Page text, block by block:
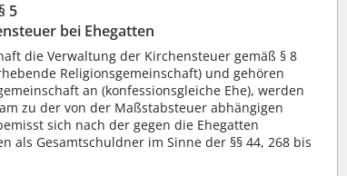
§ 5
bei Ehegatten
die Verwaltung der Kirchensteuer gemäß § 8
Religionsgemeinschaft) und gehören
an (konfessionsgleiche Ehe), werden
zu der von der Maßstabsteuer abhängigen
sich nach der gegen die Ehegatten
als Gesamtschuldner im Sinne der §§ 44, 268 bis